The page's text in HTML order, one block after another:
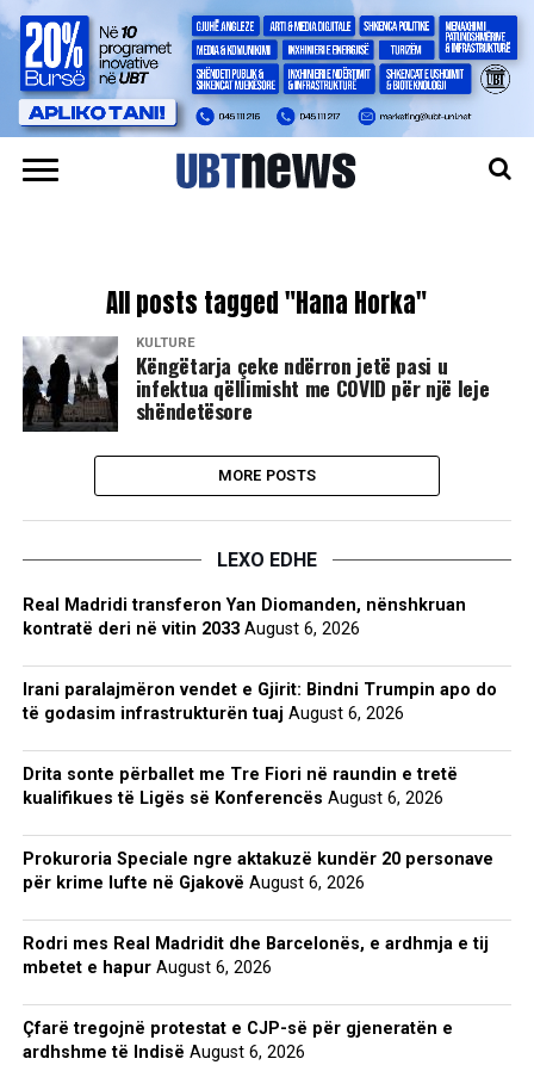
All posts tagged "Hana Horka"
KULTURË
Këngëtarja çeke ndërron jetë pasi u
infektua qëllimisht me COVID për një leje
shëndetësore
MORE POSTS
LEXO EDHE
Real Madridi transferon Yan Diomanden, nënshkruan
kontratë deri në vitin 2033 August 6, 2026
Irani paralajmëron vendet e Gjirit: Bindni Trumpin apo do
të godasim infrastrukturën tuaj August 6, 2026
Drita sonte përballet me Tre Fiori në raundin e tretë
kualifikues të Ligës së Konferencës August 6, 2026
Prokuroria Speciale ngre aktakuzë kundër 20 personave
për krime lufte në Gjakovë August 6, 2026
Rodri mes Real Madridit dhe Barcelonës, e ardhmja e tij
mbetet e hapur August 6, 2026
Çfarë tregojnë protestat e CJP-së për gjeneratën e
ardhshme të Indisë August 6, 2026